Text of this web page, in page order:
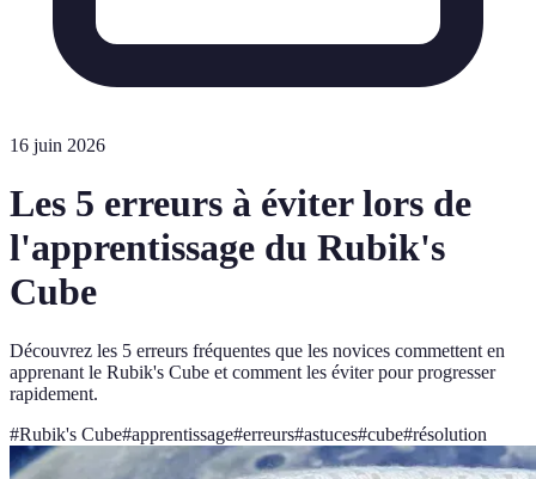
16 juin 2026
Les 5 erreurs à éviter lors de
l'apprentissage du Rubik's
Cube
Découvrez les 5 erreurs fréquentes que les novices commettent en
apprenant le Rubik's Cube et comment les éviter pour progresser
rapidement.
#Rubik's Cube#apprentissage#erreurs#astuces#cube#résolution